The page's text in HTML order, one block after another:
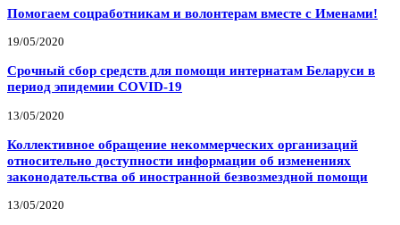
Помогаем соцработникам и волонтерам вместе с Именами!
19/05/2020
Срочный сбор средств для помощи интернатам Беларуси в
период эпидемии COVID-19
13/05/2020
Коллективное обращение некоммерческих организаций
относительно доступности информации об изменениях
законодательства об иностранной безвозмездной помощи
13/05/2020